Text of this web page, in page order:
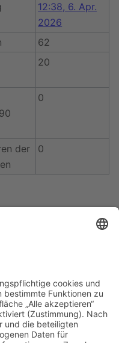
12:38, 6. Apr.
2026
62
20
0
der
0
(nur
(Quelltext